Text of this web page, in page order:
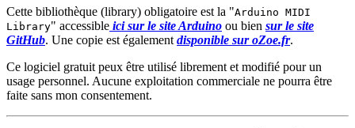
Cette bibliothèque (library) obligatoire est la "Arduino MIDI
Library" accessible ici sur le site Arduino ou bien sur le site
GitHub. Une copie est également disponible sur oZoe.fr.
Ce logiciel gratuit peux être utilisé librement et modifié pour un
usage personnel. Aucune exploitation commerciale ne pourra être
faite sans mon consentement.